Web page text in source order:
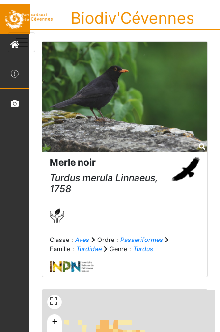
Biodiv'Cévennes
Merle noir
Turdus merula Linnaeus,
1758
Classe : Aves Ordre : Passeriformes
Famille : Turdidae Genre : Turdus
+